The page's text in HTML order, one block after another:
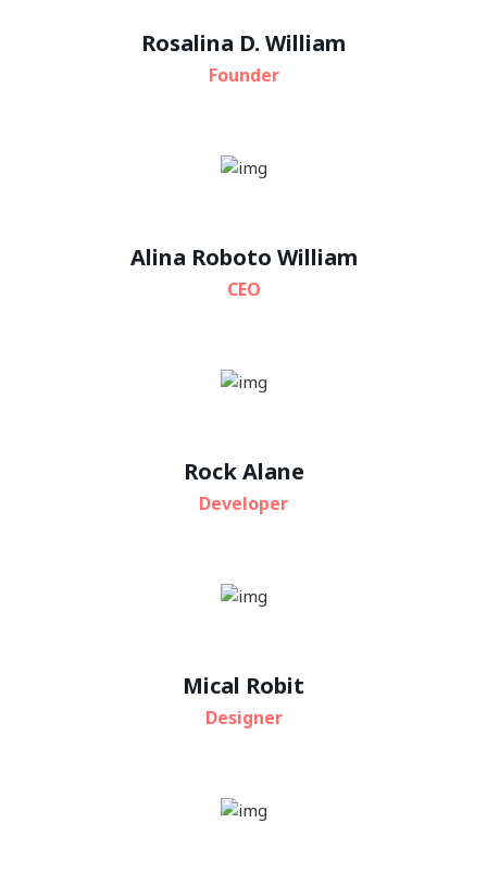
Rosalina D. William
Founder
Alina Roboto William
CEO
Rock Alane
Developer
Mical Robit
Designer